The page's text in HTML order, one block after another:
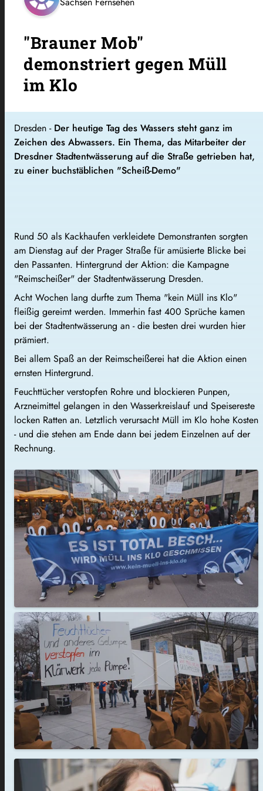
"Brauner Mob"
demonstriert gegen Müll
im Klo
Dresden -Der heutige Tag des Wassers steht ganz im
Zeichen des Abwassers. Ein Thema, das Mitarbeiter der
Dresdner Stadtentwässerung auf die Straße getrieben hat,
zu einer buchstäblichen "Scheiß-Demo"
Rund 50 als Kackhaufen verkleidete Demonstranten sorgten
am Dienstag auf der Prager Straße für amüsierte Blicke bei
den Passanten. Hintergrund der Aktion: die Kampagne
"Reimscheißer" der Stadtentwässerung Dresden.
Acht Wochen lang durfte zum Thema "kein Müll ins Klo"
fleißig gereimt werden. Immerhin fast 400 Sprüche kamen
bei der Stadtentwässerung an - die besten drei wurden hier
prämiert.
Bei allem Spaß an der Reimscheißerei hat die Aktion einen
ernsten Hintergrund.
Feuchttücher verstopfen Rohre und blockieren Punpen,
Arzneimittel gelangen in den Wasserkreislauf und Speisereste
locken Ratten an. Letztlich verursacht Müll im Klo hohe Kosten
- und die stehen am Ende dann bei jedem Einzelnen auf der
Rechnung.